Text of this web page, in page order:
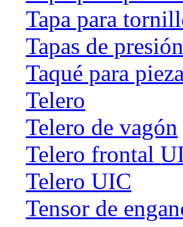
Tapa para
Tapas de presión
Taqué para
Telero
Telero de vagón
Telero frontal
Telero UIC
Tensor de